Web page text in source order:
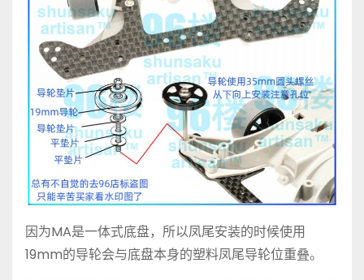
因为MA是一体式底盘，所以凤尾安装的时候使用
19mm的导轮会与底盘本身的塑料凤尾导轮位重叠。